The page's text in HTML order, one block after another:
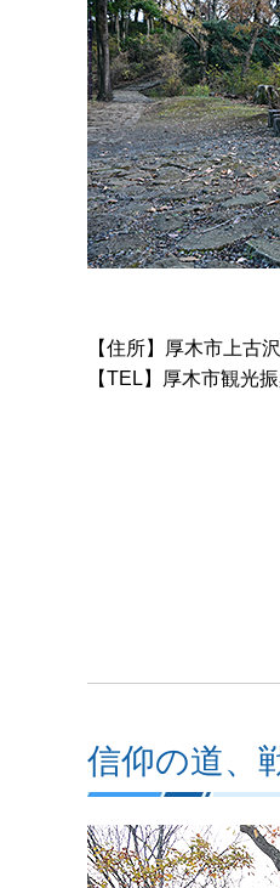
【住所】厚木市上古
【TEL】厚木市観光
信仰の道、